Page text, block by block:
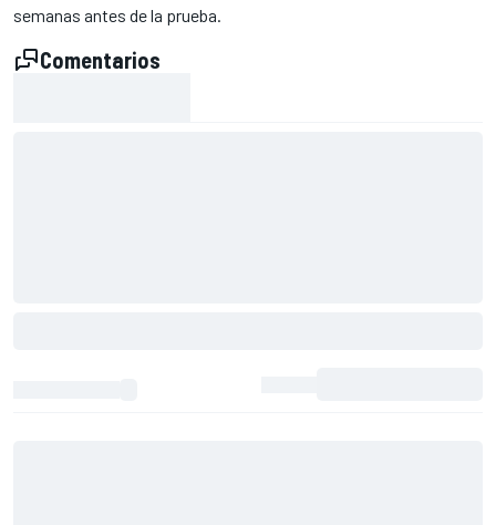
semanas antes de la prueba.
Comentarios